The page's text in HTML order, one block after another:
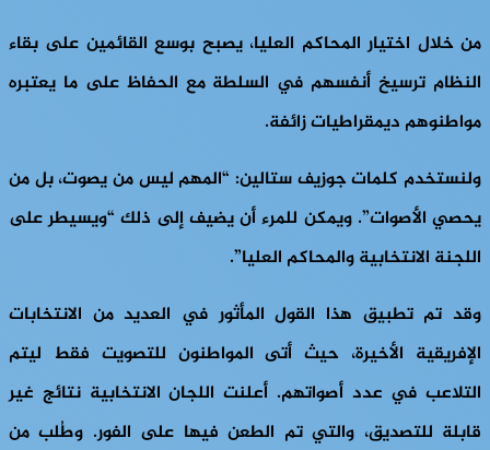
من خلال اختيار المحاكم العليا، يصبح بوسع القائمين على بقاء
النظام ترسيخ أنفسهم في السلطة مع الحفاظ على ما يعتبره
مواطنوهم ديمقراطيات زائفة.
ولنستخدم كلمات جوزيف ستالين: “المهم ليس من يصوت، بل من
يحصي الأصوات”. ويمكن للمرء أن يضيف إلى ذلك “ويسيطر على
اللجنة الانتخابية والمحاكم العليا”.
وقد تم تطبيق هذا القول المأثور في العديد من الانتخابات
الإفريقية الأخيرة، حيث أتى المواطنون للتصويت فقط ليتم
التلاعب في عدد أصواتهم. أعلنت اللجان الانتخابية نتائج غير
قابلة للتصديق، والتي تم الطعن فيها على الفور. وطُلب من